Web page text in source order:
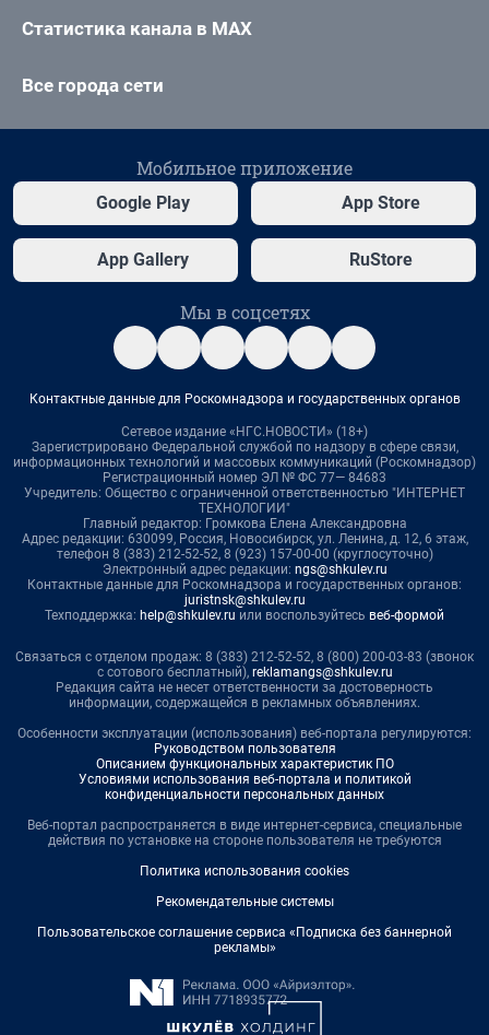
Статистика канала в MAX
Все города сети
Мобильное приложение
Google Play App Store
App Gallery RuStore
Мы в соцсетях
Контактные данные для Роскомнадзора и государственных органов
Сетевое издание «НГС.НОВОСТИ» (18+)
Зарегистрировано Федеральной службой по надзору в сфере связи,
информационных технологий и массовых коммуникаций (Роскомнадзор)
Регистрационный номер ЭЛ № ФС 77— 84683
Учредитель: Общество с ограниченной ответственностью "ИНТЕРНЕТ
ТЕХНОЛОГИИ"
Главный редактор: Громкова Елена Александровна
Адрес редакции: 630099, Россия, Новосибирск, ул. Ленина, д. 12, 6 этаж,
телефон 8 (383) 212-52-52, 8 (923) 157-00-00 (круглосуточно)
Электронный адрес редакции: ngs@shkulev.ru
Контактные данные для Роскомнадзора и государственных органов:
juristnsk@shkulev.ru
Техподдержка: help@shkulev.ru или воспользуйтесь веб-формой
Связаться с отделом продаж: 8 (383) 212-52-52, 8 (800) 200-03-83 (звонок
с сотового бесплатный), reklamangs@shkulev.ru
Редакция сайта не несет ответственности за достоверность
информации, содержащейся в рекламных объявлениях.
Особенности эксплуатации (использования) веб-портала регулируются:
Руководством пользователя
Описанием функциональных характеристик ПО
Условиями использования веб-портала и политикой
конфиденциальности персональных данных
Веб-портал распространяется в виде интернет-сервиса, специальные
действия по установке на стороне пользователя не требуются
Политика использования cookies
Рекомендательные системы
Пользовательское соглашение сервиса «Подписка без баннерной
рекламы»